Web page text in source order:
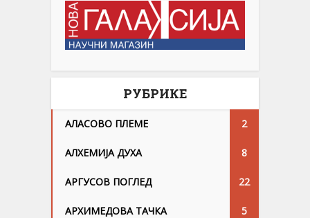
РУБРИКЕ
АЛАСОВО ПЛЕМЕ 2
АЛХЕМИЈА ДУХА 8
АРГУСОВ ПОГЛЕД 22
АРХИМЕДОВА ТАЧКА 5